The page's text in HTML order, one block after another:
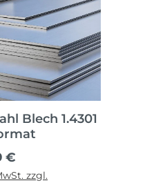
Blech 1.4301
€
zzgl.